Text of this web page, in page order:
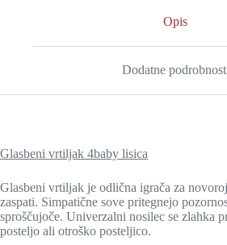
Opis
Dodatne
Glasbeni vrtiljak 4baby lisica
Glasbeni vrtiljak je odlična igrača za
zaspati. Simpatične sove pritegnejo
sproščujoče. Univerzalni nosilec se zlahka
posteljo ali otroško posteljico.